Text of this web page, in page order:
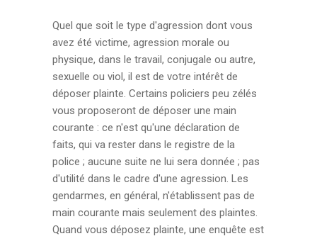
Quel que soit le type d'agression dont vous
avez été victime, agression morale ou
physique, dans le travail, conjugale ou autre,
sexuelle ou viol, il est de votre intérêt de
déposer plainte. Certains policiers peu zélés
vous proposeront de déposer une main
courante : ce n'est qu'une déclaration de
faits, qui va rester dans le registre de la
police ; aucune suite ne lui sera donnée ; pas
d'utilité dans le cadre d'une agression. Les
gendarmes, en général, n'établissent pas de
main courante mais seulement des plaintes.
Quand vous déposez plainte, une enquête est